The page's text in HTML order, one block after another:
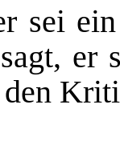
sei
er